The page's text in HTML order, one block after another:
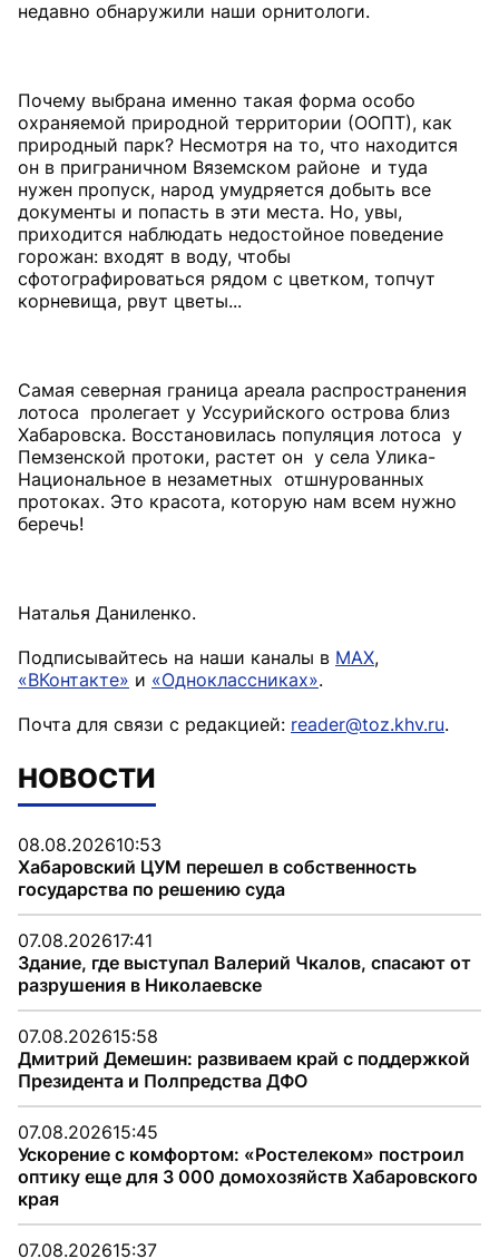
недавно обнаружили наши орнитологи.
Почему выбрана именно такая форма особо
охраняемой природной территории (ООПТ), как
природный парк? Несмотря на то, что находится
он в приграничном Вяземском районе и туда
нужен пропуск, народ умудряется добыть все
документы и попасть в эти места. Но, увы,
приходится наблюдать недостойное поведение
горожан: входят в воду, чтобы
сфотографироваться рядом с цветком, топчут
корневища, рвут цветы...
Самая северная граница ареала распространения
лотоса пролегает у Уссурийского острова близ
Хабаровска. Восстановилась популяция лотоса у
Пемзенской протоки, растет он у села Улика-
Национальное в незаметных отшнурованных
протоках. Это красота, которую нам всем нужно
беречь!
Наталья Даниленко.
Подписывайтесь на наши каналы в MAX,
«ВКонтакте» и «Одноклассниках».
Почта для связи с редакцией: reader@toz.khv.ru.
НОВОСТИ
08.08.202610:53
Хабаровский ЦУМ перешел в собственность
государства по решению суда
07.08.202617:41
Здание, где выступал Валерий Чкалов, спасают от
разрушения в Николаевске
07.08.202615:58
Дмитрий Демешин: развиваем край с поддержкой
Президента и Полпредства ДФО
07.08.202615:45
Ускорение с комфортом: «Ростелеком» построил
оптику еще для 3 000 домохозяйств Хабаровского
края
07.08.202615:37